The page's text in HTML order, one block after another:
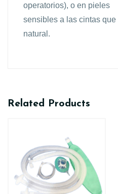
operatorios), o en pieles
sensibles a las cintas
natural.
Related Products